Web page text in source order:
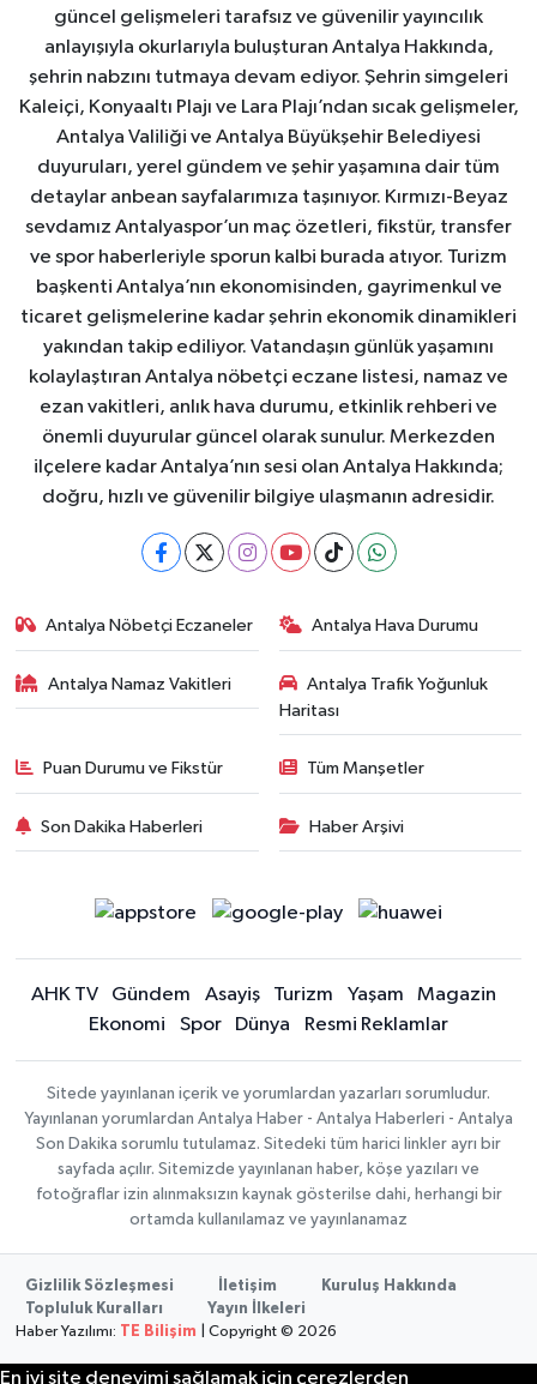
güncel gelişmeleri tarafsız ve güvenilir yayıncılık
anlayışıyla okurlarıyla buluşturan Antalya Hakkında,
şehrin nabzını tutmaya devam ediyor. Şehrin simgeleri
Kaleiçi, Konyaaltı Plajı ve Lara Plajı’ndan sıcak gelişmeler,
Antalya Valiliği ve Antalya Büyükşehir Belediyesi
duyuruları, yerel gündem ve şehir yaşamına dair tüm
detaylar anbean sayfalarımıza taşınıyor. Kırmızı-Beyaz
sevdamız Antalyaspor’un maç özetleri, fikstür, transfer
ve spor haberleriyle sporun kalbi burada atıyor. Turizm
başkenti Antalya’nın ekonomisinden, gayrimenkul ve
ticaret gelişmelerine kadar şehrin ekonomik dinamikleri
yakından takip ediliyor. Vatandaşın günlük yaşamını
kolaylaştıran Antalya nöbetçi eczane listesi, namaz ve
ezan vakitleri, anlık hava durumu, etkinlik rehberi ve
önemli duyurular güncel olarak sunulur. Merkezden
ilçelere kadar Antalya’nın sesi olan Antalya Hakkında;
doğru, hızlı ve güvenilir bilgiye ulaşmanın adresidir.
Antalya Nöbetçi Eczaneler Antalya Hava Durumu
Antalya Namaz Vakitleri
Antalya Trafik Yoğunluk
Haritası
Puan Durumu ve Fikstür Tüm Manşetler
Son Dakika Haberleri Haber Arşivi
AHK TV Gündem Asayiş Turizm Yaşam
Magazin
Ekonomi
Spor Dünya Resmi Reklamlar
Sitede yayınlanan içerik ve yorumlardan yazarları sorumludur.
Yayınlanan yorumlardan Antalya Haber - Antalya Haberleri - Antalya
Son Dakika sorumlu tutulamaz. Sitedeki tüm harici linkler ayrı bir
sayfada açılır. Sitemizde yayınlanan haber, köşe yazıları ve
fotoğraflar izin alınmaksızın kaynak gösterilse dahi, herhangi bir
ortamda kullanılamaz ve yayınlanamaz
Gizlilik Sözleşmesi İletişim
Kuruluş Hakkında
Topluluk Kuralları
Yayın İlkeleri
Haber Yazılımı: TE Bilişim | Copyright © 2026
En iyi site deneyimi sağlamak için çerezlerden